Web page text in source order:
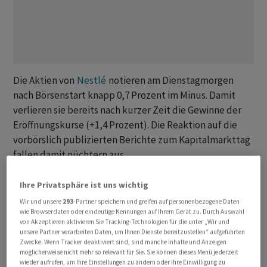
Die Aktien von Nestlé notieren am Dienstagmorgen
nach Börsenstart knapp 0,7 Prozent im Minus. Damit
verlieren sie bereits nach kurzer Zeit die Gewinne der
Eröffnungskurse (+1,4 Prozent). Die Reaktion auf die
vorbörslich publizierten Berichte zum Kapitalmarkttag
fallen damit nüchtern aus.
In einem vor dem Start des Investorentags publizierten
Communiqué kündigteNestléein Sparprogramm in der
Höhe von mindestens 2,5 Milliarden Franken bis 2027,
die Ausgliederung der Wasser-Sparte und tiefere
Mittelfristziele mit im historischen Durchschnitt
liegenden Langfristziele.
Ihre Privatsphäre ist uns wichtig
Wir und unsere 293-Partner speichern und greifen auf personenbezogene Daten
wie Browserdaten oder eindeutige Kennungen auf Ihrem Gerät zu. Durch Auswahl
von Akzeptieren aktivieren Sie Tracking-Technologien für die unter „Wir und
unsere Partner verarbeiten Daten, um Ihnen Dienste bereitzustellen“ aufgeführten
Zwecke. Wenn Tracker deaktiviert sind, sind manche Inhalte und Anzeigen
möglicherweise nicht mehr so relevant für Sie. Sie können dieses Menü jederzeit
wieder aufrufen, um Ihre Einstellungen zu ändern oder Ihre Einwilligung zu